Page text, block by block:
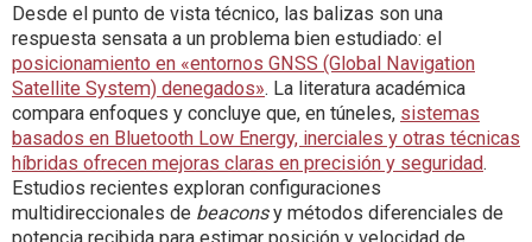
Desde el punto de vista técnico, las balizas son una
respuesta sensata a un problema bien estudiado: el
posicionamiento en «entornos GNSS (Global Navigation
Satellite System) denegados». La literatura académica
compara enfoques y concluye que, en túneles, sistemas
basados en Bluetooth Low Energy, inerciales y otras técnicas
híbridas ofrecen mejoras claras en precisión y seguridad.
Estudios recientes exploran configuraciones
multidireccionales de beaconsy métodos diferenciales de